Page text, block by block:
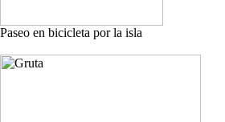
Paseo en bicicleta por la isla